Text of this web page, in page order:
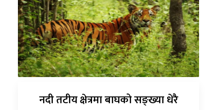
नदी तटीय क्षेत्रमा बाघको सङ्ख्या धेरै